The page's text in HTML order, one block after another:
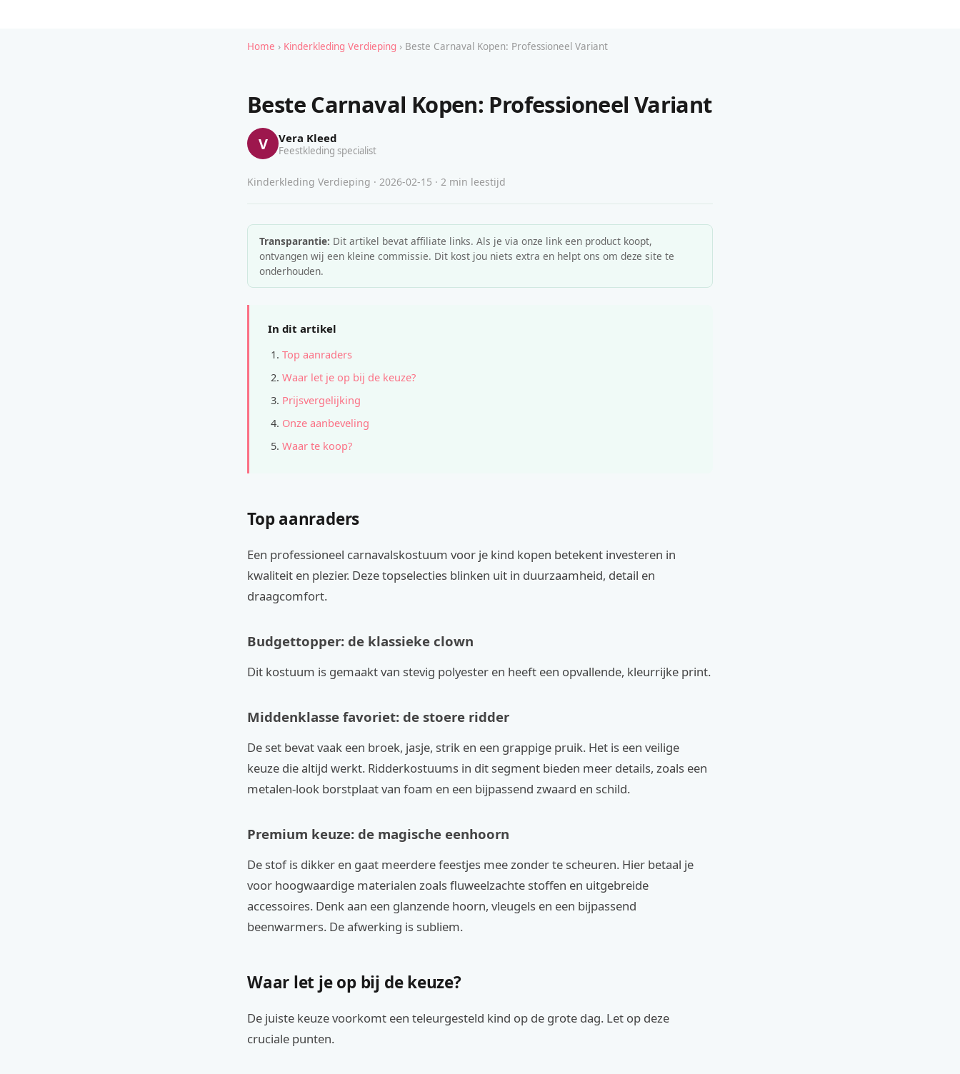
Home › Kinderkleding Verdieping › Beste Carnaval Kopen: Professioneel Variant
Beste Carnaval Kopen: Professioneel Variant
V Vera Kleed
Feestkleding specialist
Kinderkleding Verdieping · 2026-02-15 · 2 min leestijd
Transparantie: Dit artikel bevat affiliate links. Als je via onze link een product koopt,
ontvangen wij een kleine commissie. Dit kost jou niets extra en helpt ons om deze site te
onderhouden.
In dit artikel
Top aanraders
Waar let je op bij de keuze?
Prijsvergelijking
Onze aanbeveling
Waar te koop?
Top aanraders
Een professioneel carnavalskostuum voor je kind kopen betekent investeren in
kwaliteit en plezier. Deze topselecties blinken uit in duurzaamheid, detail en
draagcomfort.
Budgettopper: de klassieke clown
Dit kostuum is gemaakt van stevig polyester en heeft een opvallende, kleurrijke print.
Middenklasse favoriet: de stoere ridder
De set bevat vaak een broek, jasje, strik en een grappige pruik. Het is een veilige
keuze die altijd werkt. Ridderkostuums in dit segment bieden meer details, zoals een
metalen-look borstplaat van foam en een bijpassend zwaard en schild.
Premium keuze: de magische eenhoorn
De stof is dikker en gaat meerdere feestjes mee zonder te scheuren. Hier betaal je
voor hoogwaardige materialen zoals fluweelzachte stoffen en uitgebreide
accessoires. Denk aan een glanzende hoorn, vleugels en een bijpassend
beenwarmers. De afwerking is subliem.
Waar let je op bij de keuze?
De juiste keuze voorkomt een teleurgesteld kind op de grote dag. Let op deze
cruciale punten.